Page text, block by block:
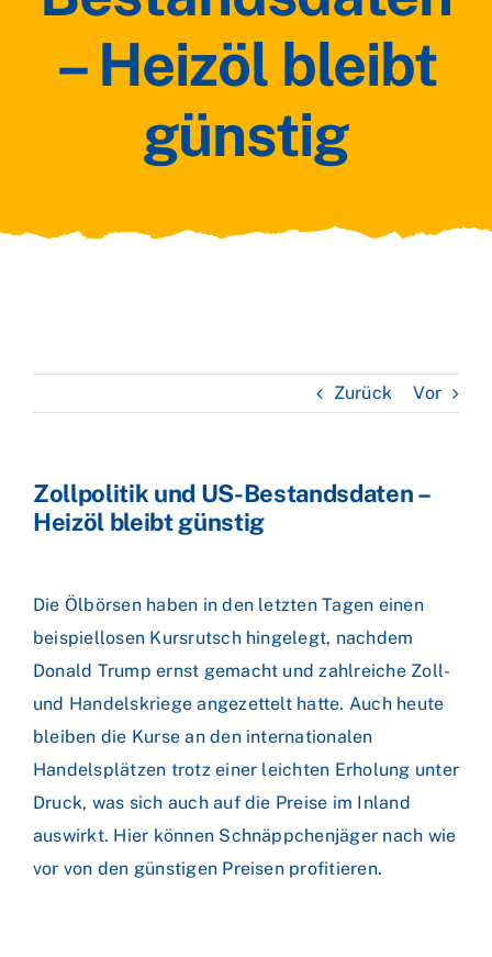
– Heizöl bleibt
günstig
Zurück Vor
Zollpolitik und US-Bestandsdaten –
Heizöl bleibt günstig
Die Ölbörsen haben in den letzten Tagen einen
beispiellosen Kursrutsch hingelegt, nachdem
Donald Trump ernst gemacht und zahlreiche Zoll-
und Handelskriege angezettelt hatte. Auch heute
bleiben die Kurse an den internationalen
Handelsplätzen trotz einer leichten Erholung unter
Druck, was sich auch auf die Preise im Inland
auswirkt. Hier können Schnäppchenjäger nach wie
vor von den günstigen Preisen profitieren.